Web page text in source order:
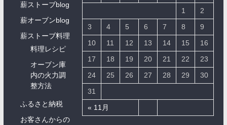
薪ストーブblog
薪オーブンblog
薪ストーブ料理
料理レシピ
オーブン庫
内の火力調
整方法
ふるさと納税
お客さんからの
« 11月
1
2
3
4 5 6 7 8
9
10
11 12 13 14 15
16
17
18 19 20 21 22
23
24
25 26 27 28 29
30
31